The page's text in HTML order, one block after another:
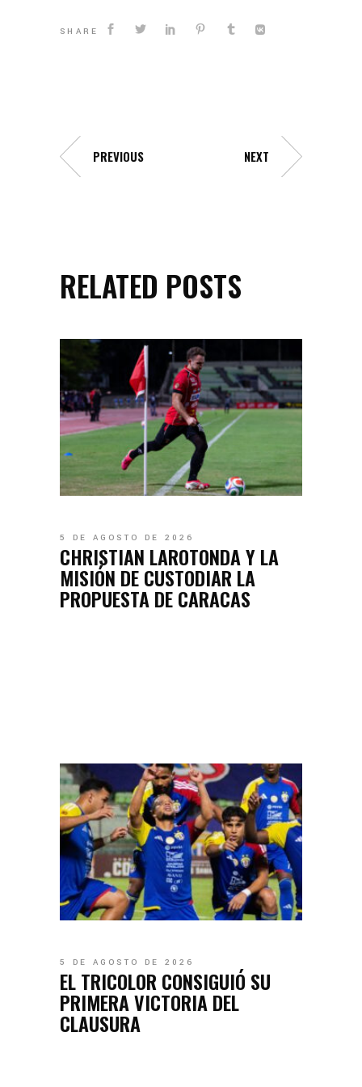
SHARE
PREVIOUS NEXT
RELATED POSTS
5 DE AGOSTO DE 2026
CHRISTIAN LAROTONDA Y LA
MISIÓN DE CUSTODIAR LA
PROPUESTA DE CARACAS
5 DE AGOSTO DE 2026
EL TRICOLOR CONSIGUIÓ SU
PRIMERA VICTORIA DEL
CLAUSURA